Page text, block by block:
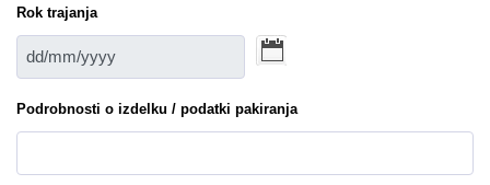
Rok trajanja
Podrobnosti o izdelku / podatki pakiranja